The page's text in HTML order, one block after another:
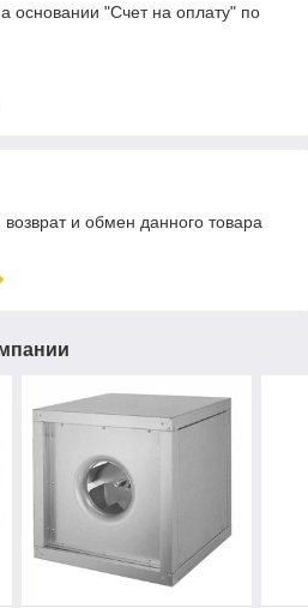
основании "Счет на оплату" по
и обмен данного товара